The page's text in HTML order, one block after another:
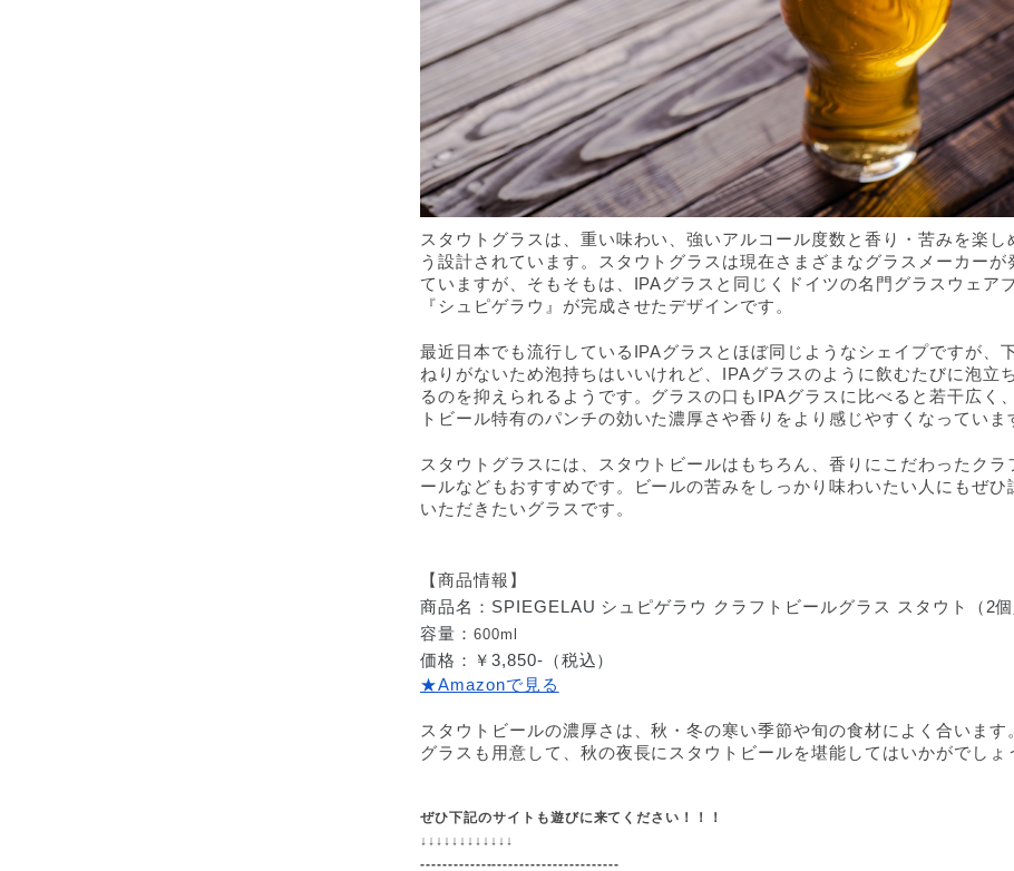
スタウトグラスは、重い味わい、強いアルコール度数と香り・苦みを楽し
う設計されています。スタウトグラスは現在さまざまなグラスメーカーが
ていますが、そもそもは、IPAグラスと同じくドイツの名門グラスウェア
『シュピゲラウ』が完成させたデザインです。
最近日本でも流行しているIPAグラスとほぼ同じようなシェイプですが、
ねりがないため泡持ちはいいけれど、IPAグラスのように飲むたびに泡立
るのを抑えられるようです。グラスの口もIPAグラスに比べると若干広く
トビール特有のパンチの効いた濃厚さや香りをより感じやすくなっていま
スタウトグラスには、スタウトビールはもちろん、香りにこだわったクラ
ールなどもおすすめです。ビールの苦みをしっかり味わいたい人にもぜひ
いただきたいグラスです。
【商品情報】
商品名：SPIEGELAU シュピゲラウ
クラフトビールグラス スタウト
（2
容量： 600ml
価格：￥3,850-（税込）
★Amazonで見る
スタウトビールの濃厚さは、秋・冬の寒い季節や旬の食材によく合います
グラスも用意して、秋の夜長にスタウトビールを堪能してはいかがでしょ
ぜひ下記のサイトも遊びに来てください！！！
↓ ↓ ↓ ↓ ↓ ↓ ↓ ↓ ↓ ↓ ↓ ↓
------------------------------------